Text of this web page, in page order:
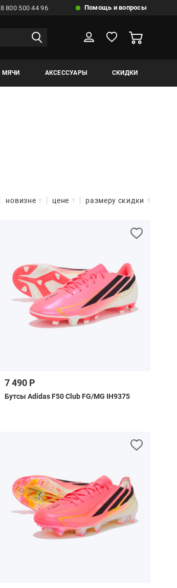
8 800 500 44 96 Помощь и вопросы
МЯЧИ АКСЕССУАРЫ СКИДКИ
новизне цене размеру скидки
7 490 Р
Бутсы Adidas F50 Club FG/MG IH9375